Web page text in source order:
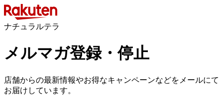
ナチュラルテラ
メルマガ登録・停止
店舗からの最新情報やお得なキャンペーンなどをメールにて
お届けしています。